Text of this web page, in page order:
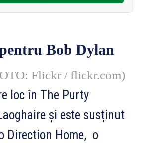
Bob Dylan
Flickr / flickr.com)
loc în The Purty
și este susținut
Direction Home, o